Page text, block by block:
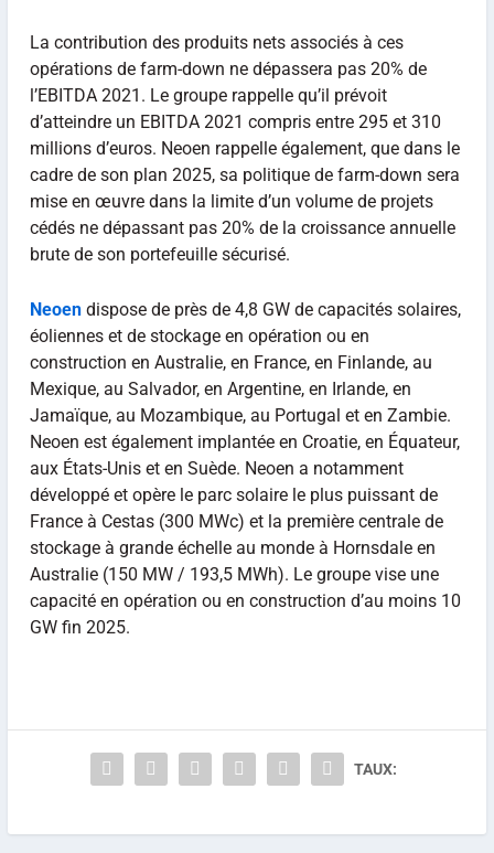
La contribution des produits nets associés à ces
opérations de farm-down ne dépassera pas 20% de
l’EBITDA 2021. Le groupe rappelle qu’il prévoit
d’atteindre un EBITDA 2021 compris entre 295 et 310
millions d’euros. Neoen rappelle également, que dans le
cadre de son plan 2025, sa politique de farm-down sera
mise en œuvre dans la limite d’un volume de projets
cédés ne dépassant pas 20% de la croissance annuelle
brute de son portefeuille sécurisé.
Neoen dispose de près de 4,8 GW de capacités solaires,
éoliennes et de stockage en opération ou en
construction en Australie, en France, en Finlande, au
Mexique, au Salvador, en Argentine, en Irlande, en
Jamaïque, au Mozambique, au Portugal et en Zambie.
Neoen est également implantée en Croatie, en Équateur,
aux États-Unis et en Suède. Neoen a notamment
développé et opère le parc solaire le plus puissant de
France à Cestas (300 MWc) et la première centrale de
stockage à grande échelle au monde à Hornsdale en
Australie (150 MW / 193,5 MWh). Le groupe vise une
capacité en opération ou en construction d’au moins 10
GW fin 2025.
TAUX: